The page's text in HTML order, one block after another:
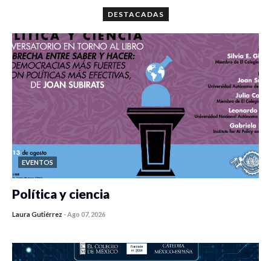
DESTACADAS
EVENTOS
Política y ciencia
Laura Gutiérrez -Ago 07, 2026